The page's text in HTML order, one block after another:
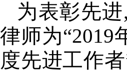
为表彰先进
律师为“2019
度先进工作